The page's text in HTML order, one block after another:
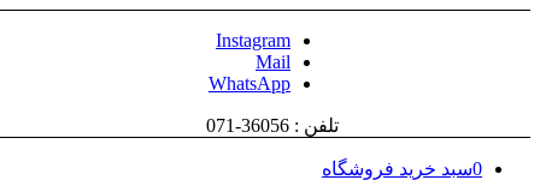
Instagram
Mail
WhatsApp
تلفن : 36056-071
0سبد خرید فروشگاه